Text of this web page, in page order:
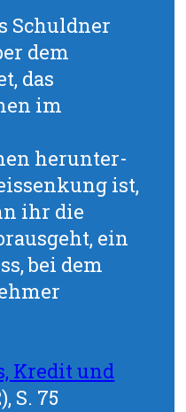
Schuldner
dem
das
im
herunter-
ist,
ihr die
ein
bei dem
Kredit und
S. 75